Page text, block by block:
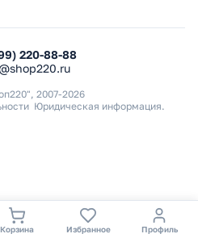
220-88-88
2007-2026
Юридическая информация.
Корзина Избранное Профиль